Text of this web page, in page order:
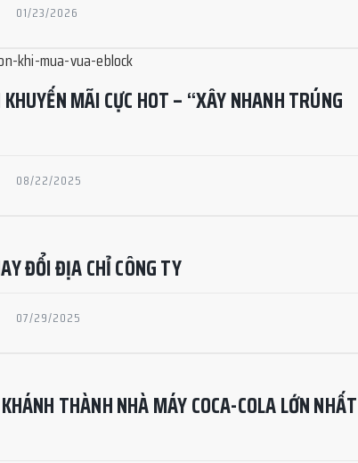
01/23/2026
MÃI CỰC HOT – “XÂY NHANH TRÚNG
08/22/2025
ĐỔI ĐỊA CHỈ CÔNG TY
07/29/2025
THÀNH NHÀ MÁY COCA-COLA LỚN NHẤT